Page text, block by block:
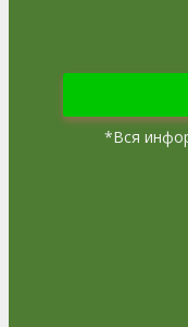
*Вся